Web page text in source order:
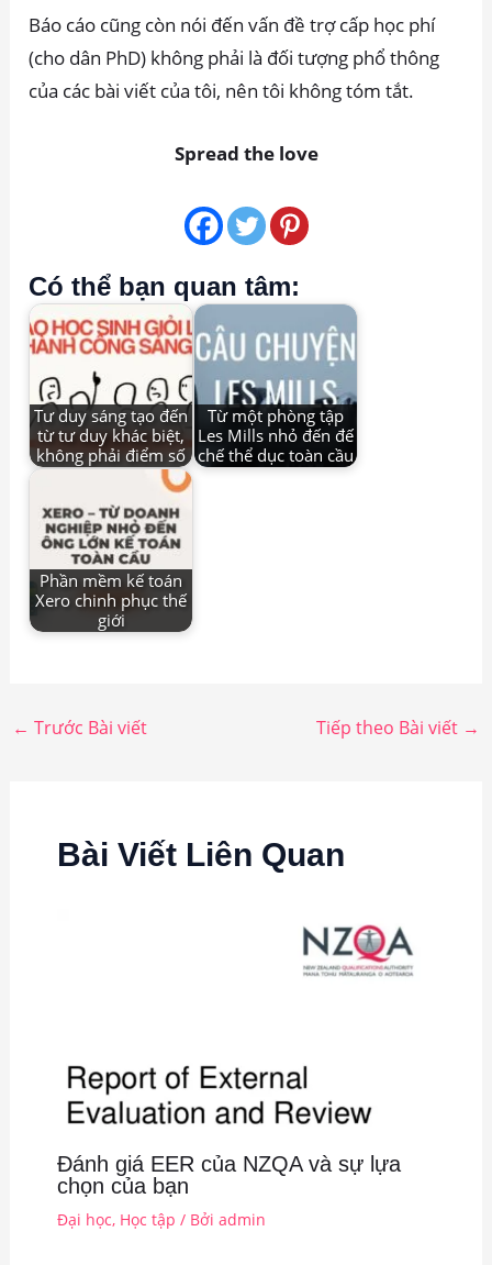
Báo cáo cũng còn nói đến vấn đề trợ cấp học phí
(cho dân PhD) không phải là đối tượng phổ thông
của các bài viết của tôi, nên tôi không tóm tắt.
Spread the love
Có thể bạn quan tâm:
Tư duy sáng tạo đến
từ tư duy khác biệt,
không phải điểm số
Từ một phòng tập
Les Mills nhỏ đến đế
chế thể dục toàn cầu
Phần mềm kế toán
Xero chinh phục thế
giới
← Trước Bài viết Tiếp theo Bài viết →
Bài Viết Liên Quan
Đánh giá EER của NZQA và sự lựa
chọn của bạn
Đại học, Học tập / Bởi admin